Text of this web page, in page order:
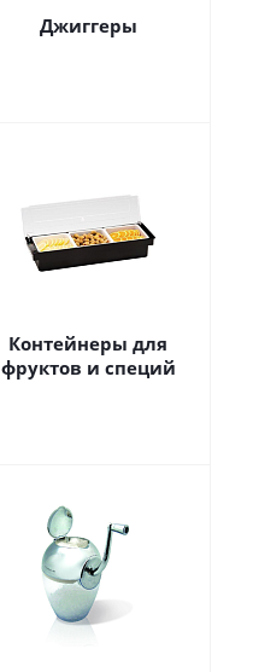
Джиггеры
Контейнеры для
фруктов и специй